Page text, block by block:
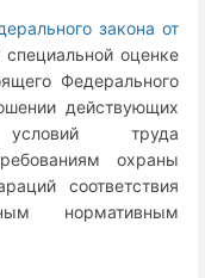
закона от
оценке
Федерального
действующих
условий труда
охраны
соответствия
нормативным